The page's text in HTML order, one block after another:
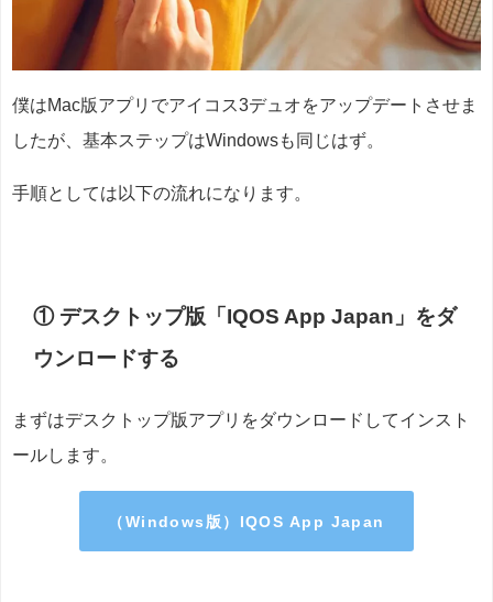
僕はMac版アプリでアイコス3デュオをアップデートさせま
したが、基本ステップはWindowsも同じはず。
手順としては以下の流れになります。
① デスクトップ版「IQOS App Japan」をダ
ウンロードする
まずはデスクトップ版アプリをダウンロードしてインスト
ールします。
（Windows版）IQOS App Japan